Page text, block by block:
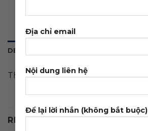
Địa chỉ email
Nội dung liên hệ
Để lại lời nhắn (không bắt buộc)
DESCRIPTION
Theme wordpress bán đá muối
RELATED PRODUCTS